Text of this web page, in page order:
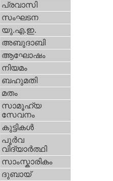
പ്രവാസി
സംഘടന
യു.എ.ഇ.
അബുദാബി
ആഘോഷം
നിയമം
ബഹുമതി
മതം
സാമൂഹ്യ
സേവനം
കുട്ടികള്‍
പൂര്‍വ
വിദ്യാര്‍ത്ഥി
സാംസ്കാരികം
ദുബായ്‌